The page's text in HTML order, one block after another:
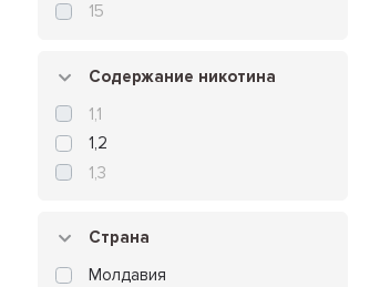
15
Содержание никотина
1,1
1,2
1,3
Страна
Молдавия